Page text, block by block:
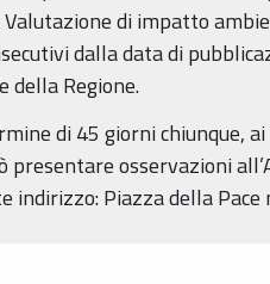
di impatto
dalla data di
Regione.
di 45 giorni chiunque,
presentare osservazioni
indirizzo: Piazza della